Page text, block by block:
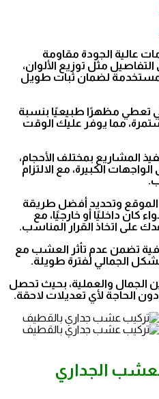
عالية الجودة مقاومة
مثل توزيع الألوان،
لضمان ثبات طويل
تعطي مظهرًا طبيعيًا بنسبة
مما يوفر عليك الوقت
المشاريع بمختلف الأحجام،
الكبيرة، مع الالتزام
الموقع وتحديد أفضل طريقة
كان داخليًا أو خارجيًا، مع
على اتخاذ القرار المناسب.
تضمن عدم تأثر العشب مع
الجمالي لفترة طويلة.
الجمال والعملية، بحيث تحصل
الحاجة لأي تعديلات لاحقة.
الجداري